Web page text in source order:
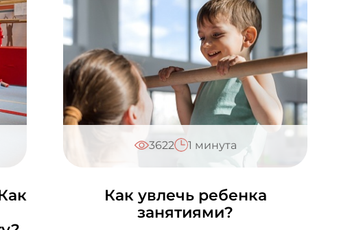
3622 1 минута
Как увлечь ребенка
занятиями?